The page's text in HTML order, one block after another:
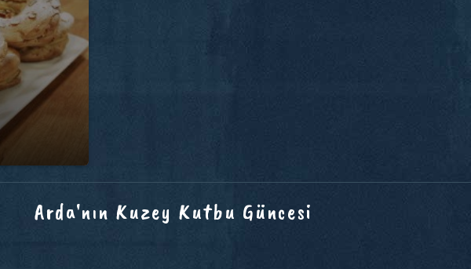
Arda'nın Kuzey Kutbu Güncesi